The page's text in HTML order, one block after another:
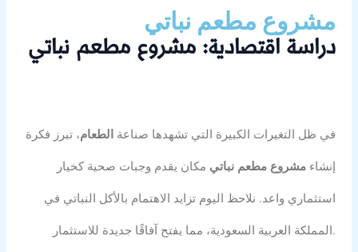
مشروع مطعم نباتي
دراسة اقتصادية: مشروع مطعم نباتي
في ظل التغيرات الكبيرة التي تشهدها صناعة الطعام، تبرز فكرة
إنشاء مشروع مطعم نباتي مكان يقدم وجبات صحية كخيار
استثماري واعد. نلاحظ اليوم تزايد الاهتمام بالأكل النباتي في
المملكة العربية السعودية، مما يفتح آفاقًا جديدة للاستثمار.